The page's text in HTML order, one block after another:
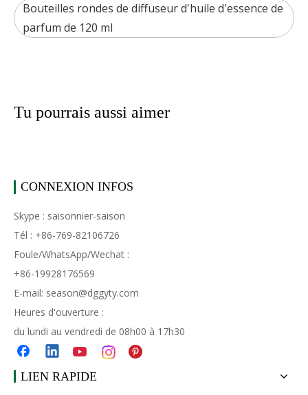
Bouteilles rondes de diffuseur d'huile d'essence de
parfum de 120 ml
Tu pourrais aussi aimer
CONNEXION INFOS
Skype : saisonnier-saison
Tél : +86-769-82106726
Foule/WhatsApp/Wechat :
+86-19928176569
E-mail: season@dggyty.com
Heures d'ouverture :
du lundi au vendredi de 08h00 à 17h30
LIEN RAPIDE